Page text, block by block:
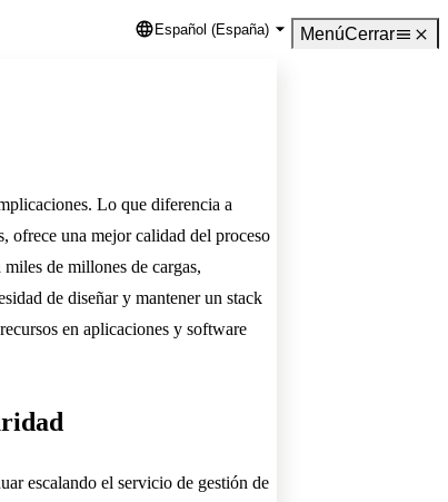
Language
Español (España) MenúCerrar
Lo que diferencia a
ofrece una mejor calidad del proceso
de millones de cargas,
de diseñar y mantener un stack
en aplicaciones y software
escalando el servicio de gestión de